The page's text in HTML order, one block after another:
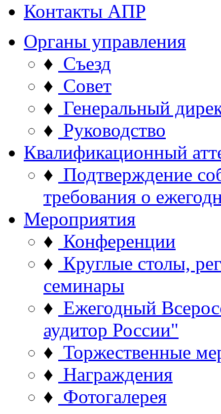
Контакты АПР
Органы управления
♦ Съезд
♦ Совет
♦ Генеральный
♦ Руководство
Квалификационный
♦ Подтверждение
требования о
Мероприятия
♦ Конференции
♦ Круглые столы,
семинары
♦ Ежегодный
аудитор России"
♦ Торжественные
♦ Награждения
♦ Фотогалерея